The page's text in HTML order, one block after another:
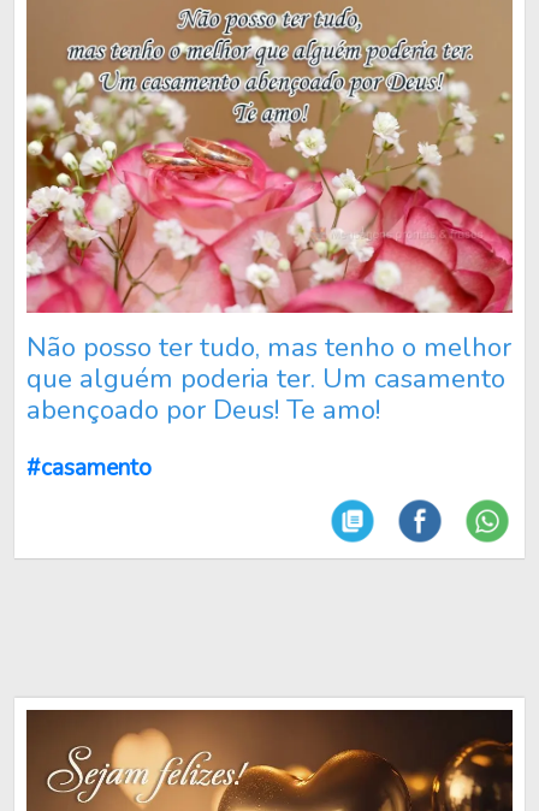
Não posso ter tudo, mas tenho o melhor
que alguém poderia ter. Um casamento
abençoado por Deus! Te amo!
#casamento